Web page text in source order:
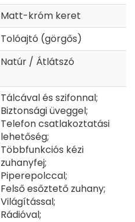
Matt-króm keret
Tolóajtó (görgős)
Natúr / Átlátszó
Tálcával és szifonnal;
Biztonsági üveggel;
Telefon csatlakoztatási
lehetőség;
Többfunkciós kézi
zuhanyfej;
Piperepolccal;
Felső esőztető zuhany;
Világítással;
Rádióval;